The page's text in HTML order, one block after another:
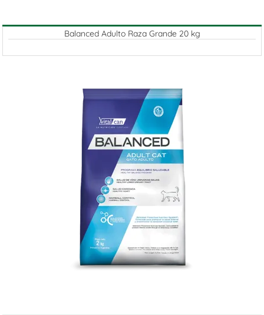
Balanced Adulto Raza Grande 20 kg